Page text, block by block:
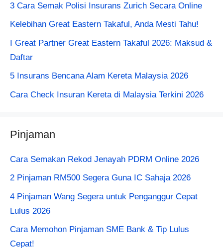
3 Cara Semak Polisi Insurans Zurich Secara Online
Kelebihan Great Eastern Takaful, Anda Mesti Tahu!
I Great Partner Great Eastern Takaful 2026: Maksud &
Daftar
5 Insurans Bencana Alam Kereta Malaysia 2026
Cara Check Insuran Kereta​ di Malaysia Terkini 2026
Pinjaman
Cara Semakan Rekod Jenayah PDRM Online 2026
2 Pinjaman RM500 Segera Guna IC Sahaja 2026
4 Pinjaman Wang Segera untuk Penganggur Cepat
Lulus 2026
Cara Memohon Pinjaman SME Bank & Tip Lulus
Cepat!